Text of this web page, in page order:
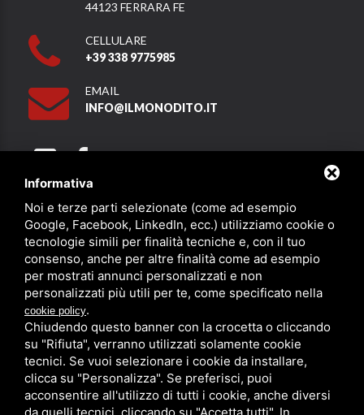
44123 FERRARA FE
CELLULARE
+39 338 9775985
EMAIL
INFO@ILMONODITO.IT
Partner
PRIVACY SITEMAP/ QUESTO SITO È PROTETTO DA GOOGLE
RECAPTCHA V3,PRIVACY POLICYE TERMS OF SERVICEDI GOOGLE.
Informativa
Noi e terze parti selezionate (come ad esempio
Google, Facebook, LinkedIn, ecc.) utilizziamo cookie o
tecnologie simili per finalità tecniche e, con il tuo
consenso, anche per altre finalità come ad esempio
per mostrati annunci personalizzati e non
personalizzati più utili per te, come specificato nella
cookie policy.
Chiudendo questo banner con la crocetta o cliccando
su "Rifiuta", verranno utilizzati solamente cookie
tecnici. Se vuoi selezionare i cookie da installare,
clicca su "Personalizza". Se preferisci, puoi
acconsentire all'utilizzo di tutti i cookie, anche diversi